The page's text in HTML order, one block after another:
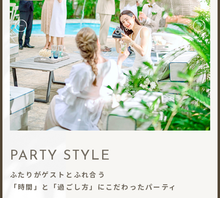
PARTY STYLE
ふたりがゲストとふれ合う
「時間」と「過ごし⽅」にこだわったパーティ